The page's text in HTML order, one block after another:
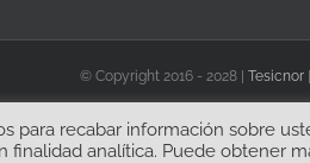
© Copyright 2016 - 2028 | Tesicnor
para recabar información sobre
analítica. Puede obtener